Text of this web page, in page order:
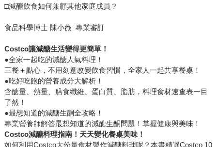
□減醣飲食如何兼顧其他家庭成員？
食品科學博士 陳小薇 專業審訂
Costco讓減醣生活變得更簡單！
●全家一起吃的減醣人氣料理！
三餐＋點心，不用刻意改變飲食習慣，全家人一起共享餐桌！
●吃好吃飽的營養成分大解析！
含醣量、熱量、膳食纖維、蛋白質、脂肪，料理食材速查表一目
了然！
●最想知道的減醣生酮全攻略！
專業營養師解答最想知道的減醣生酮問題！掌握健康與美味！
Costco減醣料理指南！天天變化餐桌美味！
如何利用Costco大份量食材製作減醣料理呢？本書精選Costco 10